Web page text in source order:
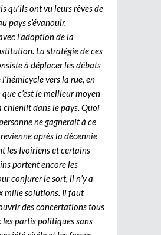
qu’ils ont vu leurs rêves de
pays s’évanouir,
l’adoption de la
La stratégie de ces
à déplacer les débats
vers la rue, en
c’est le meilleur moyen
chienlit dans le pays. Quoi
ne gagnerait à ce
après la décennie
les Ivoiriens et certains
portent encore les
conjurer le sort, il n’y a
mille solutions. Il faut
des concertations tous
les partis politiques sans